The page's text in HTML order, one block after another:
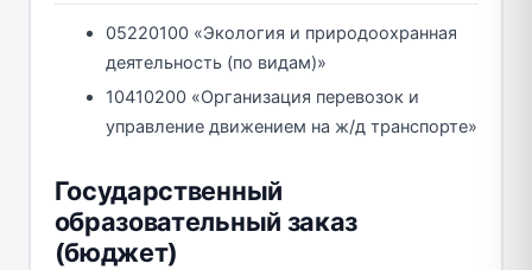
05220100 «Экология и природоохранная
деятельность (по видам)»
10410200 «Организация перевозок и
управление движением на ж/д транспорте»
Государственный
образовательный заказ
(бюджет)